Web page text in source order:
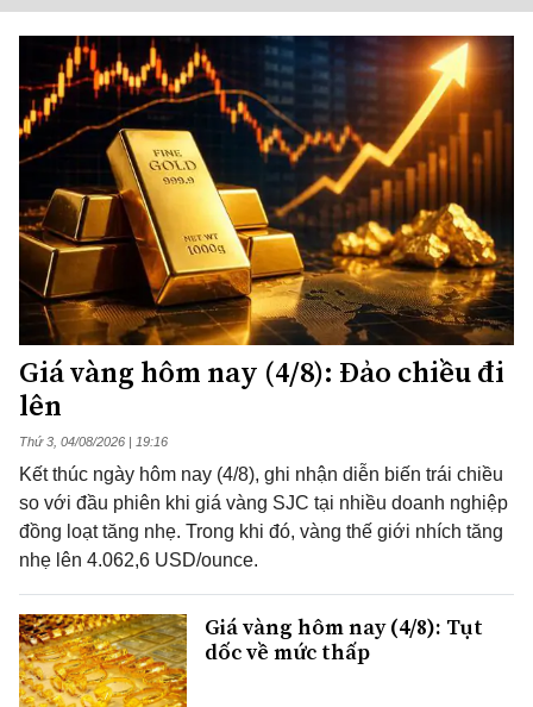
Giá vàng hôm nay (4/8): Đảo chiều đi
lên
Thứ 3, 04/08/2026 | 19:16
Kết thúc ngày hôm nay (4/8), ghi nhận diễn biến trái chiều
so với đầu phiên khi giá vàng SJC tại nhiều doanh nghiệp
đồng loạt tăng nhẹ. Trong khi đó, vàng thế giới nhích tăng
nhẹ lên 4.062,6 USD/ounce.
Giá vàng hôm nay (4/8): Tụt
dốc về mức thấp